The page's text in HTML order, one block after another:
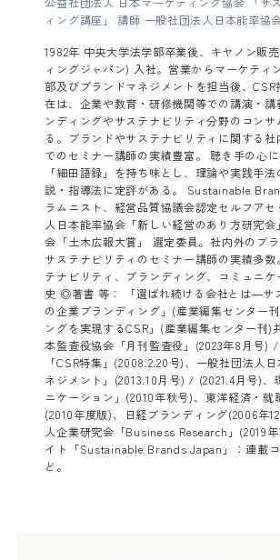
ィング講座」 講師 一般社団法人日本能率協
1982年 中央大学法学部卒業後、キヤノン販
ィングジャパン) 入社。営業からマーケティ
部及びブランドマネジメントを担当後、
在は、企業や教育・研修機関等での講演・講
ンディングやサステナビリティ分野のコン
る。ブランドやサステナビリティに関する
でのセミナー講師の実績豊富。 聴き手の心
「細田語録」を持ち味とし、理論や実践手
説・指導法に定評がある。 Sustainable
ラムニスト、経営品質協議会認定セルフア
人日本能率協会「新しい経営のあり方研究
会「土木広報大賞」 選定委員。社内外のブラ
サステナビリティのセミナー講師の実績多
テナビリティ、ブランディング、コミュニケ
史 ◎著書 等： 「選ばれ続ける会社とは―サ
の企業ブランディング」(産業編集センター
ングを実現するCSR」(産業編集センター刊)
本監査役協会「月刊監査役」(2023年8月号)
「CSR特集」(2008.2.20号)、一般社団法人
ネジメント」(2013.10月号) / (2021.4月号)、
ニケーション」(2010年秋号)、東洋経済・就
(2010年度版)、日経ブランディング(2006年
人企業研究会「Business Research」(2019
イト「Sustainable Brands Japan」：連載
ど。